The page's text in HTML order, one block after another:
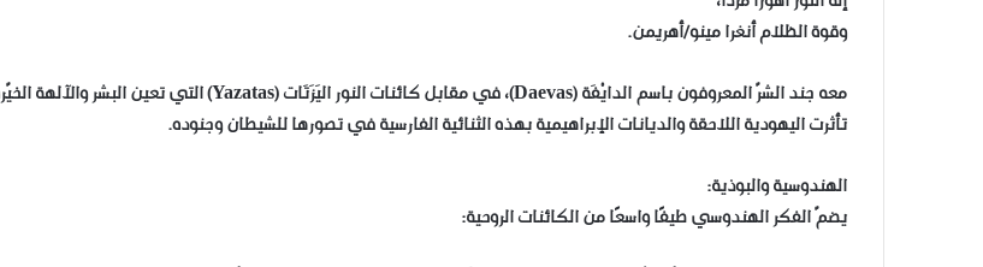
وقوة الظلام أنغرا مينو/أهريمن.
معه جند الشرّ المعروفون باسم الدايْفَة (Daevas)، في مقابل كائنات النور اليَزَتَات (Yazatas) التي تعين البشر والآلهة الخيّرة.
تأثرت اليهودية اللاحقة والديانات الإبراهيمية بهذه الثنائية الفارسية في تصورها للشيطان وجنوده.
الهندوسية والبوذية:
يضمّ الفكر الهندوسي طيفًا واسعًا من الكائنات الروحية: